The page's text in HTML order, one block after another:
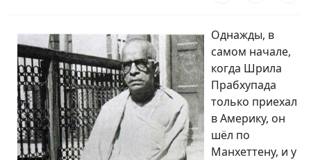
Однажды, в
самом начале,
когда Шрила
Прабхупада
только приехал
в Америку, он
шёл по
Манхеттену, и у